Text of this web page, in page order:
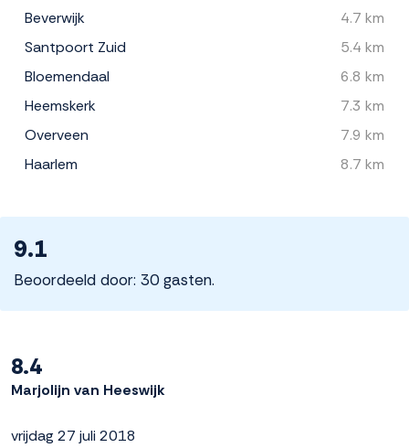
Beverwijk
4.7 km
Santpoort Zuid
5.4 km
Bloemendaal
6.8 km
Heemskerk
7.3 km
Overveen
7.9 km
Haarlem
8.7 km
9.1
Beoordeeld door: 30 gasten.
8.4
Marjolijn van Heeswijk
vrijdag 27 juli 2018